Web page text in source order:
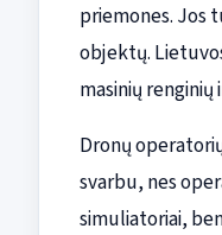
priemones. Jos
objektų.
masinių
Dronų
svarbu, nes
simuliatoriai,